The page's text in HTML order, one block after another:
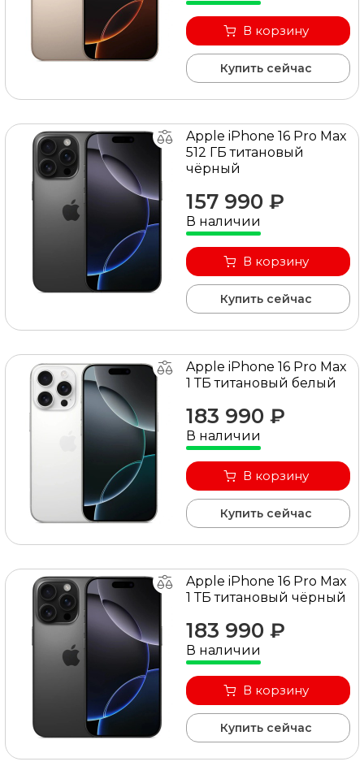
В корзину
Купить сейчас
Apple iPhone 16 Pro Max
512 ГБ титановый
чёрный
157 990 ₽
В наличии
В корзину
Купить сейчас
Apple iPhone 16 Pro Max
1 ТБ титановый белый
183 990 ₽
В наличии
В корзину
Купить сейчас
Apple iPhone 16 Pro Max
1 ТБ титановый чёрный
183 990 ₽
В наличии
В корзину
Купить сейчас